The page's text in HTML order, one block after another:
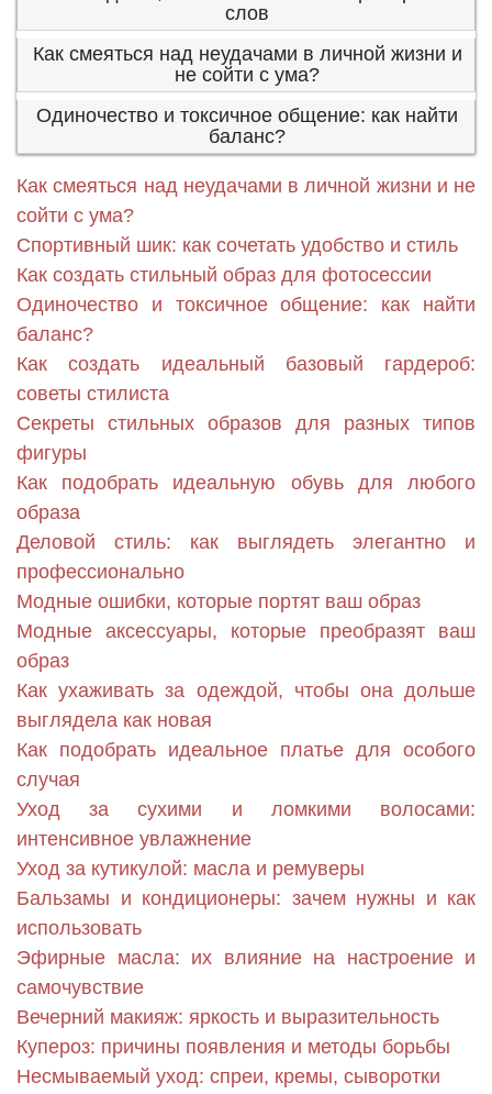
слов
Как смеяться над неудачами в личной жизни и
не сойти с ума?
Одиночество и токсичное общение: как найти
баланс?
Как смеяться над неудачами в личной жизни и не
сойти с ума?
Спортивный шик: как сочетать удобство и стиль
Как создать стильный образ для фотосессии
Одиночество и токсичное общение: как найти
баланс?
Как создать идеальный базовый гардероб:
советы стилиста
Секреты стильных образов для разных типов
фигуры
Как подобрать идеальную обувь для любого
образа
Деловой стиль: как выглядеть элегантно и
профессионально
Модные ошибки, которые портят ваш образ
Модные аксессуары, которые преобразят ваш
образ
Как ухаживать за одеждой, чтобы она дольше
выглядела как новая
Как подобрать идеальное платье для особого
случая
Уход за сухими и ломкими волосами:
интенсивное увлажнение
Уход за кутикулой: масла и ремуверы
Бальзамы и кондиционеры: зачем нужны и как
использовать
Эфирные масла: их влияние на настроение и
самочувствие
Вечерний макияж: яркость и выразительность
Купероз: причины появления и методы борьбы
Несмываемый уход: спреи, кремы, сыворотки